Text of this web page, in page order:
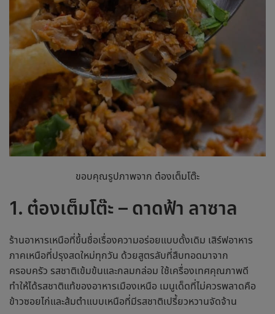
ขอบคุณรูปภาพจาก ต๋องเต็มโต๊ะ
1. ต๋องเต็มโต๊ะ – ดาดฟ้า ลาซาล
ร้านอาหารเหนือที่ขึ้นชื่อเรื่องความอร่อยแบบดั้งเดิม เสิร์ฟอาหาร
ภาคเหนือที่ปรุงสดใหม่ทุกวัน ด้วยสูตรลับที่สืบทอดมาจาก
ครอบครัว รสชาติเข้มข้นและกลมกล่อม ใช้เครื่องเทศคุณภาพดี
ทำให้ได้รสชาติแท้ของอาหารเมืองเหนือ เมนูเด็ดที่ไม่ควรพลาดคือ
ข้าวซอยไก่และส้มตำแบบเหนือที่มีรสชาติเปรี้ยวหวานจัดจ้าน